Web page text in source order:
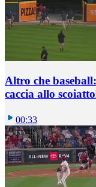
Altro che
caccia allo
00:33